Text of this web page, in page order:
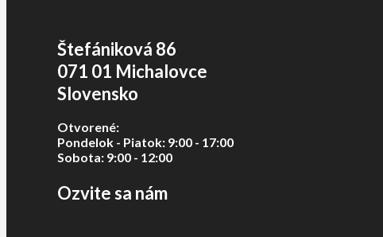
Štefániková 86
071 01 Michalovce
Slovensko
Otvorené:
Pondelok - Piatok: 9:00 - 17:00
Sobota: 9:00 - 12:00
Ozvite sa nám